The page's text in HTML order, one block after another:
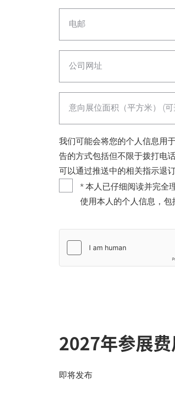
电邮
公司网址
意向展位面积（平方米） (
我们可能会将您的个人信息用
告的方式包括但不限于拨打电
可以通过推送中的相关指示退订
* 本人已仔细阅读并完全
使用本人的个人信息，包
2027年参展费
即将发布